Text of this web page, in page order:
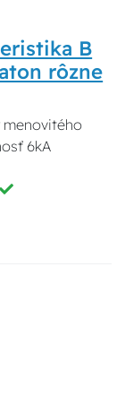
B
rôzne
6kA